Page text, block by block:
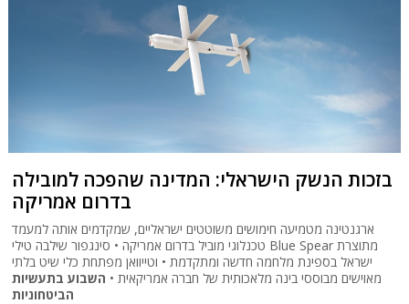
בזכות הנשק הישראלי: המדינה שהפכה למובילה
בדרום אמריקה
ארגנטינה מטמיעה חימושים משוטטים ישראליים, שמקדמים אותה למעמד
טכנלוגי מוביל בדרום אמריקה • סינגפור שילבה טילי Blue Spear מתוצרת
ישראל בספינת מלחמה חדשה ומתקדמת • וטייוואן מפתחת כלי שיט בלתי
מאוישים מבוססי בינה מלאכותית של חברה אמריקאית • השבוע בתעשיות
הביטחוניות